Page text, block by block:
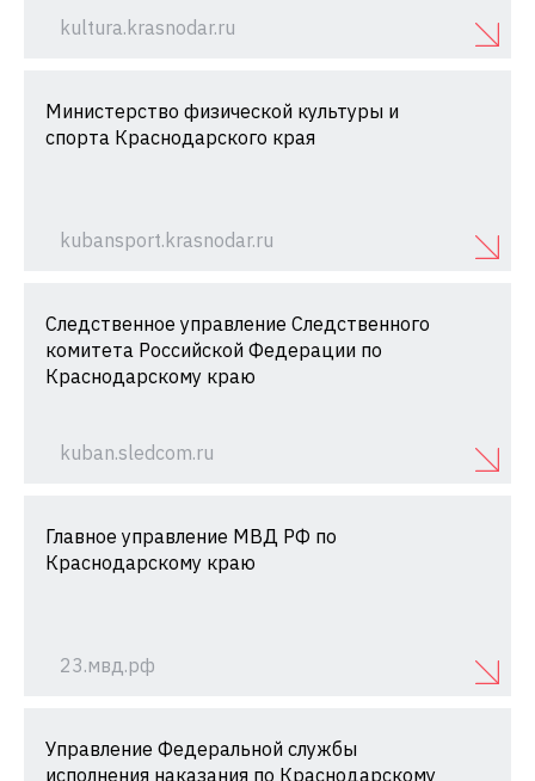
kultura.krasnodar.ru
Министерство физической культуры и
спорта Краснодарского края
kubansport.krasnodar.ru
Следственное управление Следственного
комитета Российской Федерации по
Краснодарскому краю
kuban.sledcom.ru
Главное управление МВД РФ по
Краснодарскому краю
23.мвд.рф
Управление Федеральной службы
исполнения наказания по Краснодарскому